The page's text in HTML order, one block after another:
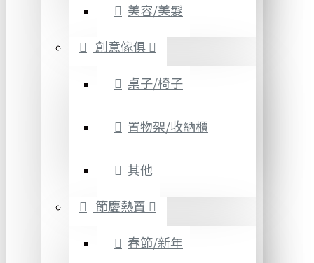
美容/美髮
創意傢俱
桌子/椅子
置物架/收納櫃
其他
節慶熱賣
春節/新年